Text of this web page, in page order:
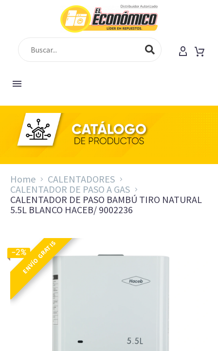
CP BAMBÚ 5.5 LT GN DISP BL
Home
CALENTADORES
CALENTADOR DE PASO A GAS
CALENTADOR DE PASO BAMBÚ TIRO NATURAL
5.5L BLANCO HACEB/ 9002236
ENVÍO GRATIS
-2%